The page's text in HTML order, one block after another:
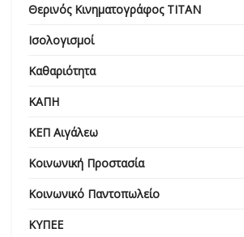
Θερινός Κινηματογράφος ΤΙΤΑΝ
Ισολογισμοί
Καθαριότητα
ΚΑΠΗ
ΚΕΠ Αιγάλεω
Κοινωνική Προστασία
Κοινωνικό Παντοπωλείο
ΚΥΠΕΕ